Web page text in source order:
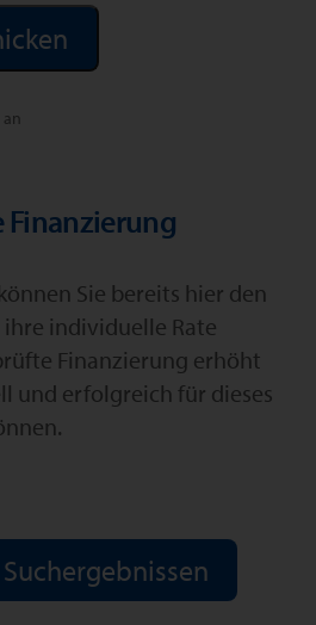
Finanzierung
Sie bereits hier den
individuelle Rate
Finanzierung erhöht
und erfolgreich für dieses